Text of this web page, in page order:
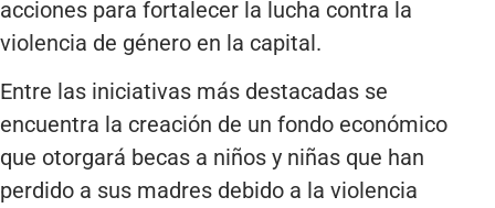
acciones para fortalecer la lucha contra la
violencia de género en la capital.
Entre las iniciativas más destacadas se
encuentra la creación de un fondo económico
que otorgará becas a niños y niñas que han
perdido a sus madres debido a la violencia